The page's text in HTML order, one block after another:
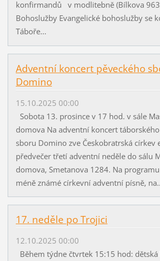
konfirmandů v modlitebně (Bílkova
Bohoslužby Evangelické bohoslužby se
Táboře...
Adventní koncert pěveckého
Domino
15.10.2025 00:00
Sobota 13. prosince v 17 hod. v sále
domova Na adventní koncert
sboru Domino zve Českobratrská církev
předvečer třetí adventní neděle do sálu
domova, Smetanova 1284. Na
méně známé církevní adventní písně,
17. neděle po Trojici
12.10.2025 00:00
Během týdne čtvrtek 15:15 hod: